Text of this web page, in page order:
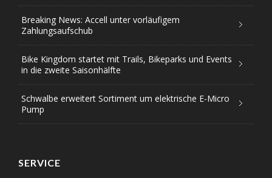
Breaking News: Accell unter vorläufigem
Zahlungsaufschub
Bike Kingdom startet mit Trails, Bikeparks und Events
in die zweite Saisonhälfte
Schwalbe erweitert Sortiment um elektrische E-Micro
Pump
SERVICE